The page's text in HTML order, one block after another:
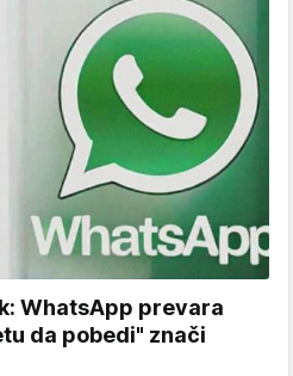
WhatsApp prevara
da pobedi" znači